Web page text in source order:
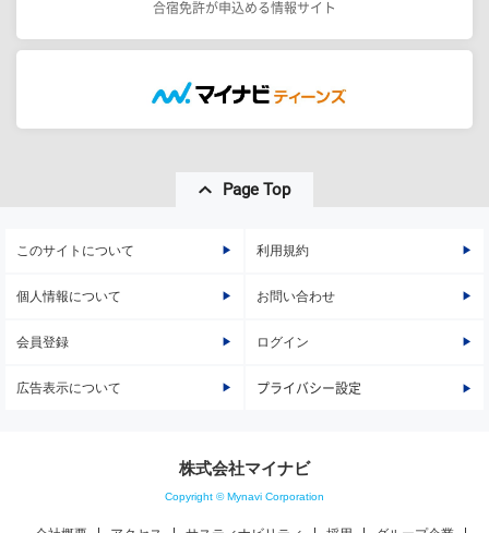
合宿免許が申込める情報サイト
Page Top
このサイトについて 利用規約
個人情報について お問い合わせ
会員登録 ログイン
広告表示について プライバシー設定
株式会社マイナビ
Copyright © Mynavi Corporation